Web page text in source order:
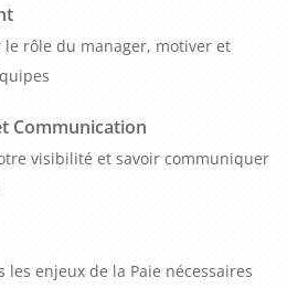
rôle du manager, motiver et
Communication
visibilité et savoir communiquer
les enjeux de la Paie nécessaires